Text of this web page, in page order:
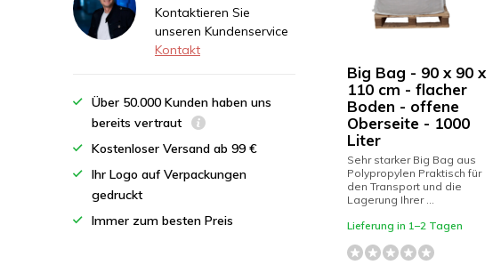
Big Bag - 90 x 90 x
110 cm - flacher
Boden - offene
Oberseite - 1000
Liter
Sehr starker Big Bag aus
Polypropylen Praktisch für
den Transport und die
Lagerung Ihrer ...
Lieferung in 1–2 Tagen
Kontaktieren Sie
unseren Kundenservice
Kontakt
Über 50.000 Kunden haben uns
bereits vertraut
Kostenloser Versand ab 99 €
Ihr Logo auf Verpackungen
gedruckt
Immer zum besten Preis